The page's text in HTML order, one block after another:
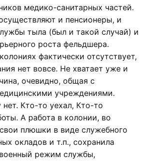
медико-санитарных частей.
и пенсионеры, и
тыла (был и такой случай) и
роста фельдшера.
фактически отсутствует,
нет вовсе. Не хватает уже и
очевидно, общая с
учреждениями.
нет. Кто-то уехал, Кто-то
А работа в колонии, во
плюшки в виде служебного
окладов и т.п., сохранила
режим службы,